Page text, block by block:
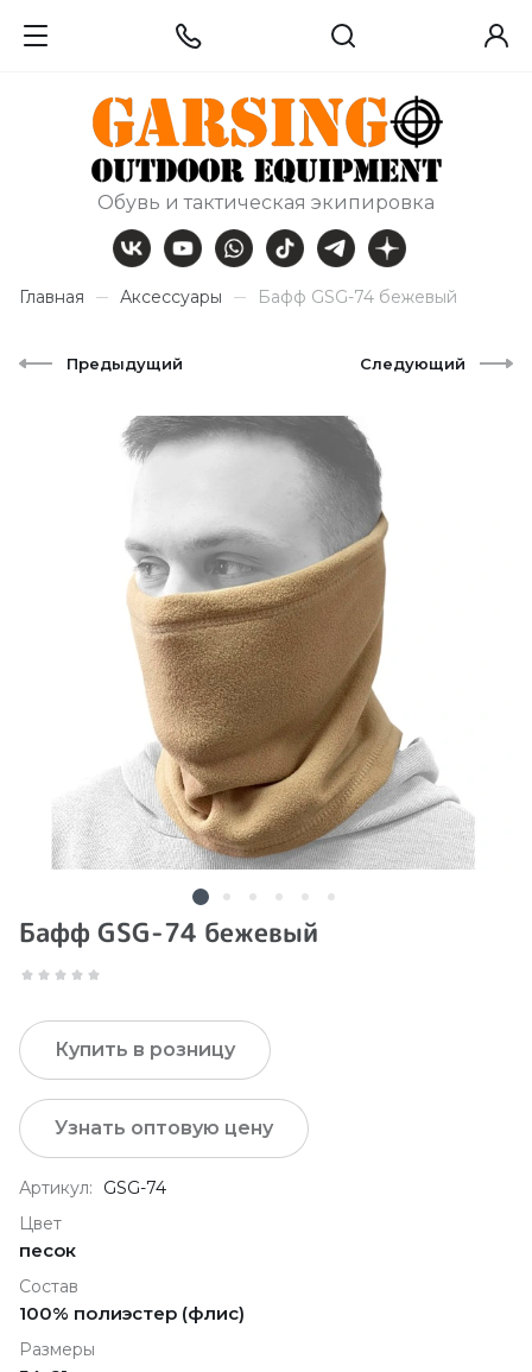
Обувь и тактическая экипировка
Главная Аксессуары Бафф GSG-74 бежевый
Предыдущий Следующий
Бафф GSG-74 бежевый
Узнать оптовую цену
Купить в розницу
Артикул:
GSG-74
Цвет
песок
Состав
100% полиэстер (флис)
Размеры